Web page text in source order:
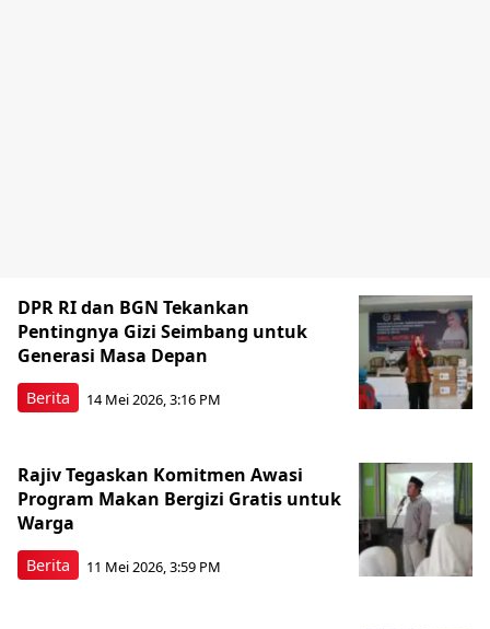
Berita
DPR RI dan BGN Tekankan
Pentingnya Gizi Seimbang untuk
Generasi Masa Depan
14 Mei 2026, 3:16 PM
Berita
Rajiv Tegaskan Komitmen Awasi
Program Makan Bergizi Gratis untuk
Warga
11 Mei 2026, 3:59 PM